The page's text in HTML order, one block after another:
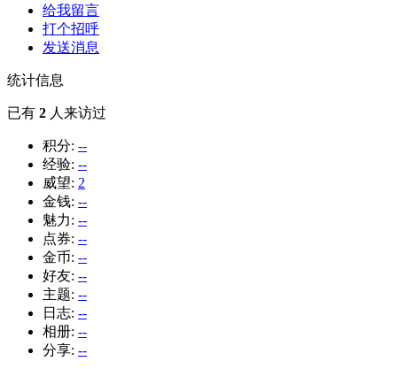
给我留言
打个招呼
发送消息
统计信息
已有 2 人来访过
积分: --
经验: --
威望: 2
金钱: --
魅力: --
点券: --
金币: --
好友: --
主题: --
日志: --
相册: --
分享: --